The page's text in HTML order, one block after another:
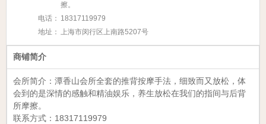
擦。
电话： 18317119979
地址： 上海市闵行区上南路5207号
商铺简介
会所简介： 潭香山会所全套的推背按摩手法，细致而又放松，体
会到的是深情的感触和精油娱乐，养生放松在我们的指间与后背
所摩擦。
联系方式： 18317119979